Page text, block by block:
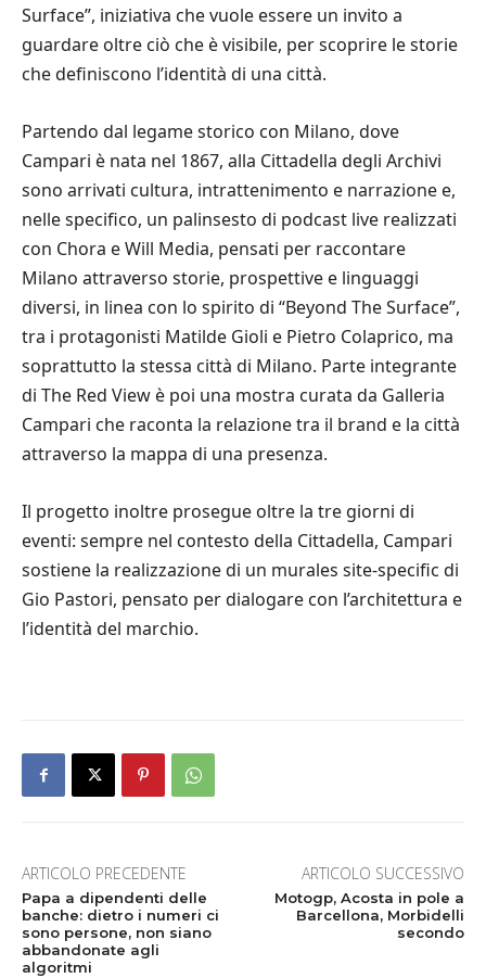
Surface”, iniziativa che vuole essere un invito a
guardare oltre ciò che è visibile, per scoprire le storie
che definiscono l’identità di una città.
Partendo dal legame storico con Milano, dove
Campari è nata nel 1867, alla Cittadella degli Archivi
sono arrivati cultura, intrattenimento e narrazione e,
nelle specifico, un palinsesto di podcast live realizzati
con Chora e Will Media, pensati per raccontare
Milano attraverso storie, prospettive e linguaggi
diversi, in linea con lo spirito di “Beyond The Surface”,
tra i protagonisti Matilde Gioli e Pietro Colaprico, ma
soprattutto la stessa città di Milano. Parte integrante
di The Red View è poi una mostra curata da Galleria
Campari che raconta la relazione tra il brand e la città
attraverso la mappa di una presenza.
Il progetto inoltre prosegue oltre la tre giorni di
eventi: sempre nel contesto della Cittadella, Campari
sostiene la realizzazione di un murales site-specific di
Gio Pastori, pensato per dialogare con l’architettura e
l’identità del marchio.
ARTICOLO PRECEDENTE
Papa a dipendenti delle
banche: dietro i numeri ci
sono persone, non siano
abbandonate agli
algoritmi
ARTICOLO SUCCESSIVO
Motogp, Acosta in pole a
Barcellona, Morbidelli
secondo